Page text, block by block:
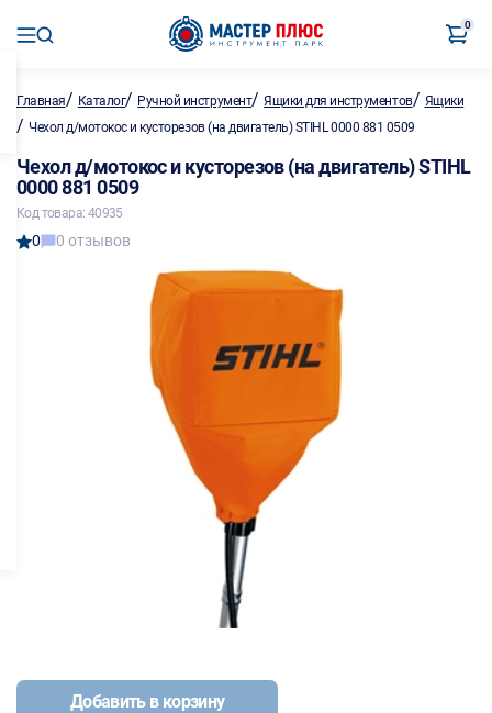
0
Главная/ Каталог/ Ручной инструмент/Ящики для инструментов/ Ящики
/ Чехол д/мотокос и кусторезов (на двигатель) STIHL 0000 881 0509
Чехол д/мотокос и кусторезов (на двигатель) STIHL
0000 881 0509
Код товара: 40935
0 0 отзывов
Добавить в корзину